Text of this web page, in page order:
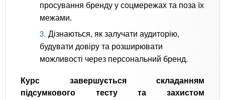
просування бренду у соцмережах та поза їх
межами.
Дізнаються, як залучати аудиторію,
будувати довіру та розширювати
можливості через персональний бренд.
Курс завершується складанням
підсумкового тесту та захистом